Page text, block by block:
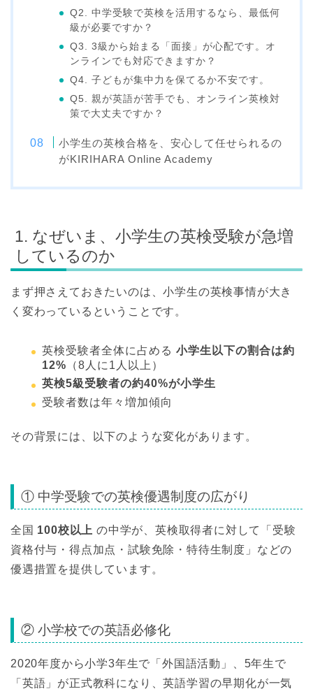
Q2. 中学受験で英検を活用するなら、最低何
級が必要ですか？
Q3. 3級から始まる「面接」が心配です。オ
ンラインでも対応できますか？
Q4. 子どもが集中力を保てるか不安です。
Q5. 親が英語が苦手でも、オンライン英検対
策で大丈夫ですか？
小学生の英検合格を、安心して任せられるの
がKIRIHARA Online Academy
1. なぜいま、小学生の英検受験が急増
しているのか
まず押さえておきたいのは、小学生の英検事情が大き
く変わっているということです。
英検受験者全体に占める 小学生以下の割合は約
12% （8人に1人以上）
英検5級受験者の約40%が小学生
受験者数は年々増加傾向
その背景には、以下のような変化があります。
① 中学受験での英検優遇制度の広がり
全国 100校以上 の中学が、英検取得者に対して「受験
資格付与・得点加点・試験免除・特待生制度」などの
優遇措置を提供しています。
② 小学校での英語必修化
2020年度から小学3年生で「外国語活動」、5年生で
「英語」が正式教科になり、英語学習の早期化が一気